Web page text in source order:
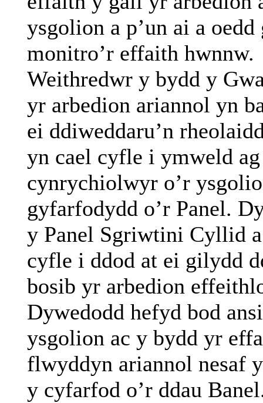
ysgolion a p’un ai a
monitro’r effaith hwnnw.
Weithredwr y bydd y
yr arbedion ariannol yn
ei ddiweddaru’n
yn cael cyfle i ymweld
cynrychiolwyr o’r
gyfarfodydd o’r Panel.
y Panel Sgriwtini Cyllid
cyfle i ddod at ei gilydd
bosib yr arbedion
Dywedodd hefyd bod
ysgolion ac y bydd yr
flwyddyn ariannol nesaf
y cyfarfod o’r ddau